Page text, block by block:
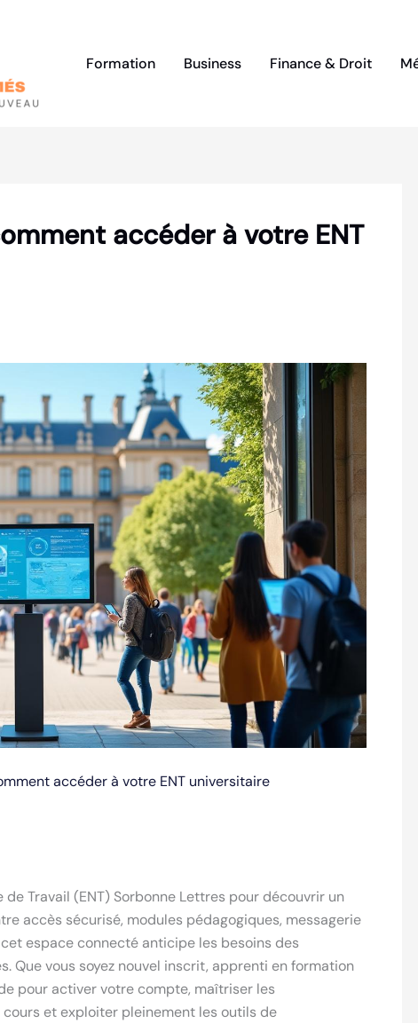
Formation Business Finance & Droit
accéder à votre ENT
accéder à votre ENT universitaire
Travail (ENT) Sorbonne Lettres pour découvrir un
accès sécurisé, modules pédagogiques, messagerie
espace connecté anticipe les besoins des
Que vous soyez nouvel inscrit, apprenti en formation
pour activer votre compte, maîtriser les
et exploiter pleinement les outils de